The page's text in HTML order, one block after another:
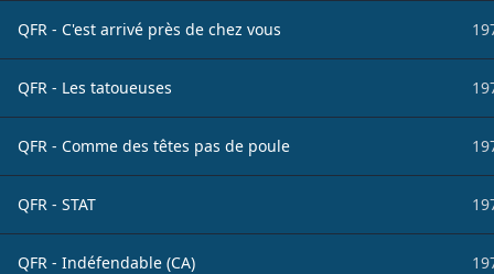
QFR - C'est arrivé près de chez vous
QFR - Les tatoueuses
QFR - Comme des têtes pas de poule
QFR - STAT
QFR - Indéfendable (CA)